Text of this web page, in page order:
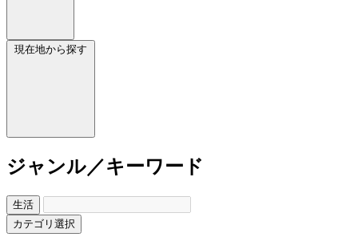
現在地から探す
ジャンル／キーワード
生活
カテゴリ選択